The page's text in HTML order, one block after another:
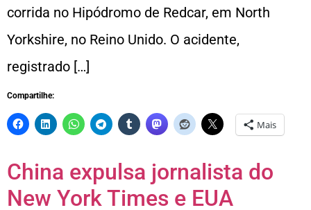
corrida no Hipódromo de Redcar, em North
Yorkshire, no Reino Unido. O acidente,
registrado […]
Compartilhe:
Mais
China expulsa jornalista do
New York Times e EUA